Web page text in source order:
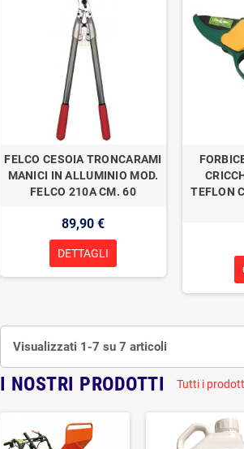
FELCO CESOIA TRONCARAMI
MANICI IN ALLUMINIO MOD.
FELCO 210A CM. 60
89,90 €
DETTAGLI
TEFLON
Visualizzati 1-7 su 7 articoli
I NOSTRI PRODOTTI Tutti i